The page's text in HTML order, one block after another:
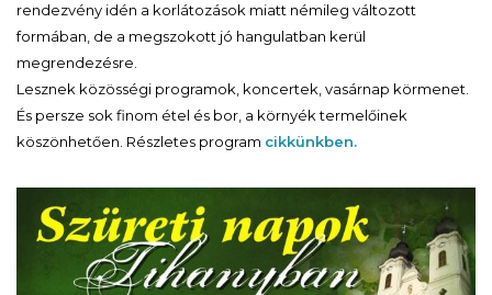
rendezvény idén a korlátozások miatt némileg változott
formában, de a megszokott jó hangulatban kerül
megrendezésre.
Lesznek közösségi programok, koncertek, vasárnap körmenet.
És persze sok finom étel és bor, a környék termelőinek
köszönhetően. Részletes program cikkünkben.